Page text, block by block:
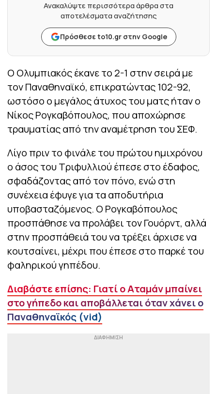
Ανακαλύψτε περισσότερα άρθρα στα
αποτελέσματα αναζήτησης
Πρόσθεσε to10.gr στην Google
Ο Ολυμπιακός έκανε το 2-1 στην σειρά με
τον Παναθηναϊκό, επικρατώντας 102-92,
ωστόσο ο μεγάλος άτυχος του ματς ήταν ο
Νίκος Ρογκαβόπουλος, που αποχώρησε
τραυματίας από την αναμέτρηση του ΣΕΦ.
Λίγο πριν το φινάλε του πρώτου ημιχρόνου
ο άσος του Τριφυλλιού έπεσε στο έδαφος,
σφαδάζοντας από τον πόνο, ενώ στη
συνέχεια έφυγε για τα αποδυτήρια
υποβασταζόμενος. Ο Ρογκαβόπουλος
προσπάθησε να προλάβει τον Γουόρντ, αλλά
στην προσπάθειά του να τρέξει άρχισε να
κουτσαίνει, μέχρι που έπεσε στο παρκέ του
φαληρικού γηπέδου.
Διαβάστε επίσης: Γιατί ο Αταμάν μπαίνει
στο γήπεδο και αποβάλλεται όταν χάνει ο
Παναθηναϊκός (vid)